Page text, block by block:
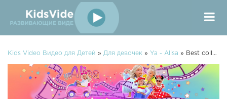
Kids Video Видео для Детей » Для девочек » Ya - Alisa » Best collection of nursery rhymes and songs for children